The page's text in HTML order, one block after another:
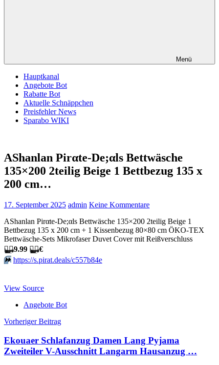
Menü
Hauptkanal
Angebote Bot
Rabatte Bot
Aktuelle Schnäppchen
Preisfehler News
Sparabo WIKI
AShanlan Pirαtе-Dе;αls Bettwäsche
135×200 2teilig Beige 1 Bettbezug 135 x
200 cm…
17. September 2025 admin Keine Kommentare
AShanlan Pirαtе-Dе;αls Bettwäsche 135×200 2teilig Beige 1
Bettbezug 135 x 200 cm + 1 Kissenbezug 80×80 cm ÖKO-TEX
Bettwäsche-Sets Mikrofaser Duvet Cover mit Reißverschluss
🏴‍☠️9.99 🏴‍☠️€
⏩️ https://s.pirat.deals/c557b84e
View Source
Angebote Bot
Beitragsnavigation
Vorheriger Beitrag
Ekouaer Schlafanzug Damen Lang Pyjama
Zweiteiler V-Ausschnitt Langarm Hausanzug …